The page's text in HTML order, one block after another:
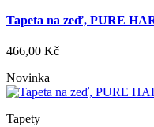
Tapeta na zeď, PURE
466,00 Kč
Novinka
Tapety